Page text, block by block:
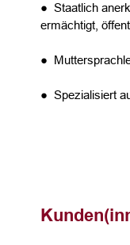
● Staatlich
ermächtigt,
●
● Spezialisiert